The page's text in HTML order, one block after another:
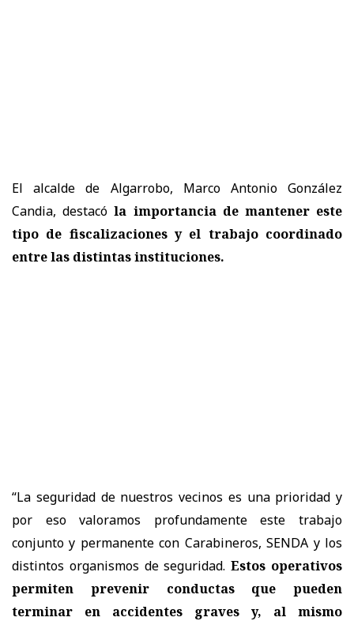
El alcalde de Algarrobo, Marco Antonio González
Candia, destacó la importancia de mantener este
tipo de fiscalizaciones y el trabajo coordinado
entre las distintas instituciones.
“La seguridad de nuestros vecinos es una prioridad y
por eso valoramos profundamente este trabajo
conjunto y permanente con Carabineros, SENDA y los
distintos organismos de seguridad.Estos operativos
permiten prevenir conductas que pueden
terminar en accidentes graves y, al mismo